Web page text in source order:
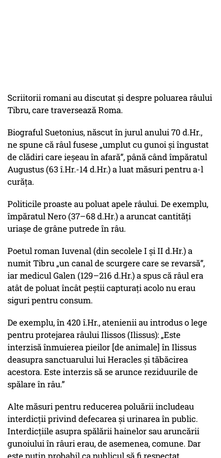
Scriitorii romani au discutat și despre poluarea râului
Tibru, care traversează Roma.
Biograful Suetonius, născut în jurul anului 70 d.Hr.,
ne spune că râul fusese „umplut cu gunoi și îngustat
de clădiri care ieșeau în afară”, până când împăratul
Augustus (63 î.Hr.-14 d.Hr.) a luat măsuri pentru a-l
curăța.
Politicile proaste au poluat apele râului. De exemplu,
împăratul Nero (37–68 d.Hr.) a aruncat cantități
uriașe de grâne putrede în râu.
Poetul roman Iuvenal (din secolele I și II d.Hr.) a
numit Tibru „un canal de scurgere care se revarsă”,
iar medicul Galen (129–216 d.Hr.) a spus că râul era
atât de poluat încât peștii capturați acolo nu erau
siguri pentru consum.
De exemplu, în 420 î.Hr., atenienii au introdus o lege
pentru protejarea râului Ilissos (Ilissus): „Este
interzisă înmuierea pieilor [de animale] în Ilissus
deasupra sanctuarului lui Heracles și tăbăcirea
acestora. Este interzis să se arunce reziduurile de
spălare în râu.”
Alte măsuri pentru reducerea poluării includeau
interdicții privind defecarea și urinarea în public.
Interdicțiile asupra spălării hainelor sau aruncării
gunoiului în râuri erau, de asemenea, comune. Dar